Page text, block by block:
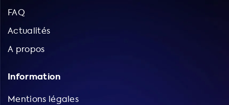
FAQ
Actualités
A propos
Information
Mentions légales